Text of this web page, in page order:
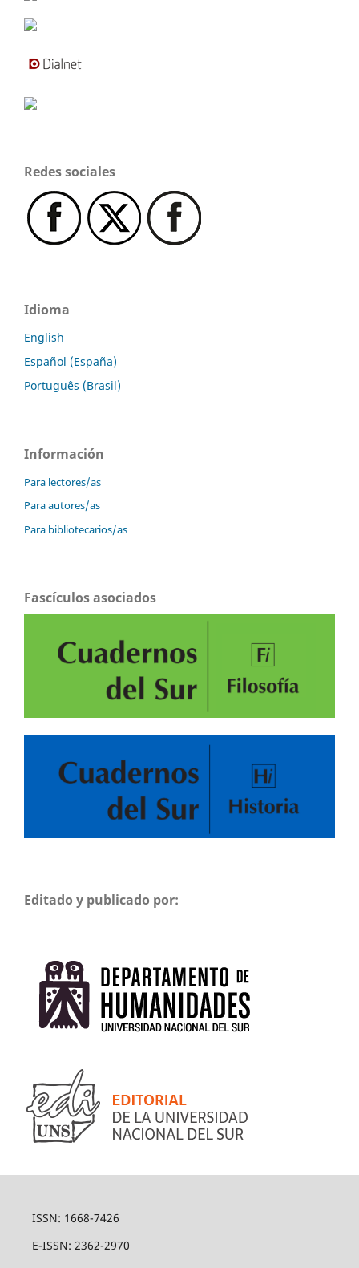
Redes sociales
Idioma
English
Español (España)
Português (Brasil)
Información
Para lectores/as
Para autores/as
Para bibliotecarios/as
Fascículos asociados
Editado y publicado por:
ISSN: 1668-7426
E-ISSN: 2362-2970